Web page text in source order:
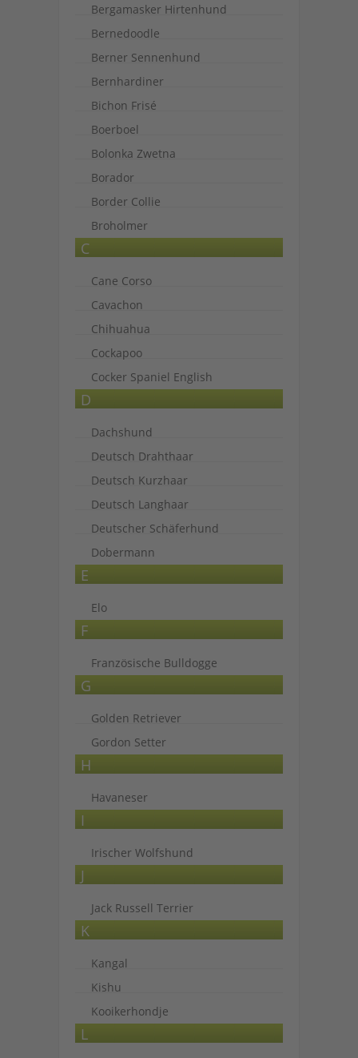
Bergamasker Hirtenhund
Bernedoodle
Berner Sennenhund
Bernhardiner
Bichon Frisé
Boerboel
Bolonka Zwetna
Borador
Border Collie
Broholmer
C
Cane Corso
Cavachon
Chihuahua
Cockapoo
Cocker Spaniel English
D
Dachshund
Deutsch Drahthaar
Deutsch Kurzhaar
Deutsch Langhaar
Deutscher Schäferhund
Dobermann
E
Elo
F
Französische Bulldogge
G
Golden Retriever
Gordon Setter
H
Havaneser
I
Irischer Wolfshund
J
Jack Russell Terrier
K
Kangal
Kishu
Kooikerhondje
L